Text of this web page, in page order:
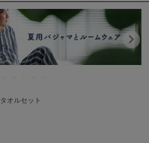
タオルセット